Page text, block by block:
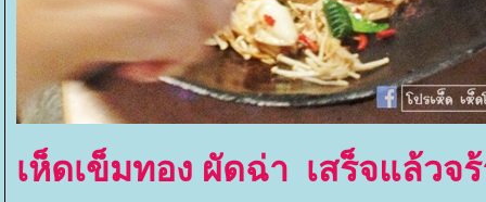
เห็ดเข็มทอง ผัดฉ่า เสร็จแล้วจ